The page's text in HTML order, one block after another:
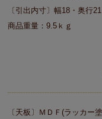
〔引出内寸〕幅18・奥行
商品重量：9.5ｋｇ
〔天板〕ＭＤＦ(ラッカー